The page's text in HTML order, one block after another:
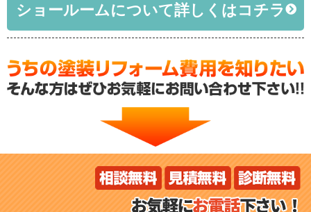
ショールームについて詳しくはコチラ